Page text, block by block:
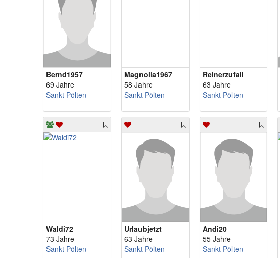
Bernd1957
69 Jahre
Sankt Pölten
Magnolia1967
58 Jahre
Sankt Pölten
Reinerzufall
63 Jahre
Sankt Pölten
Waldi72
73 Jahre
Sankt Pölten
Urlaubjetzt
63 Jahre
Sankt Pölten
Andi20
55 Jahre
Sankt Pölten